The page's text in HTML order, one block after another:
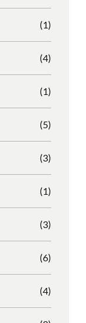
(1)
(4)
(1)
(5)
(3)
(1)
(3)
(6)
(4)